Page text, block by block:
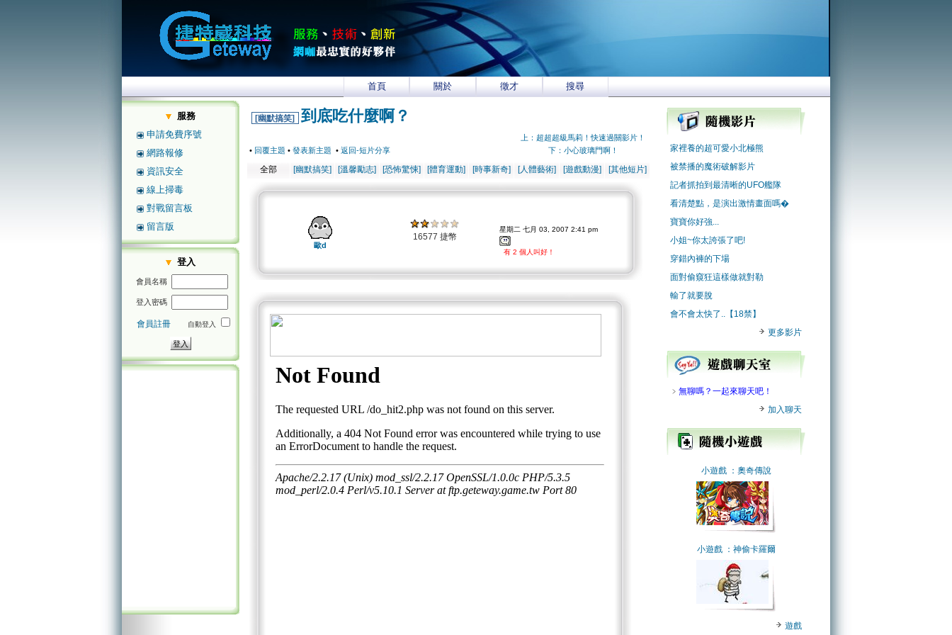
首頁 關於 徵才 搜尋
服務
申請免費序號
網路報修
資訊安全
線上掃毒
對戰留言板
留言版
登入
會員名稱
登入密碼
會員註冊 自動登入
[幽默搞笑] 到底吃什麼啊？
• 回覆主題 • 發表新主題 • 返回-短片分享
上：超超超級馬莉！快速過關影片！
下：小心玻璃門啊！
全部 [幽默搞笑] [溫馨勵志] [恐怖驚悚] [體育運動] [時事新奇] [人體藝術] [遊戲動漫] [其他短片]
歐d
16577 捷幣
星期二 七月 03, 2007 2:41 pm
有 2 個人叫好！
家裡養的超可愛小北極熊
被禁播的魔術破解影片
記者抓拍到最清晰的UFO艦隊
看清楚點，是演出激情畫面嗎�
寶寶你好強...
小姐~你太誇張了吧!
穿錯內褲的下場
面對偷窺狂這樣做就對勒
輸了就要脫
會不會太快了..【18禁】
更多影片
﹥ 無聊嗎？一起來聊天吧！
加入聊天
小遊戲 ：奧奇傳說
小遊戲 ：神偷卡羅爾
遊戲